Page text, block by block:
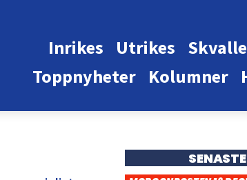
Utrikes
Inrikes
Kolumner
Toppnyheter